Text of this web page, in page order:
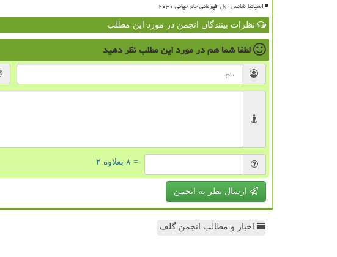
اسپانیا شانس اول قهرمانی جام جهانی ۲۰۳۰
نظرات بینندگان انجمن در مورد این مطلب
لطفا شما همدر مورد این مطلبنظر دهید
= ۸ بعلاوه ۲
ارسال نظر به انجمن
اخبار و مطالب انجمن گلف